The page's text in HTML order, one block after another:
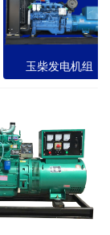
玉柴发电机组